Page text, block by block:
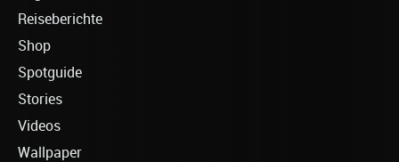
Reiseberichte
Shop
Spotguide
Stories
Videos
Wallpaper